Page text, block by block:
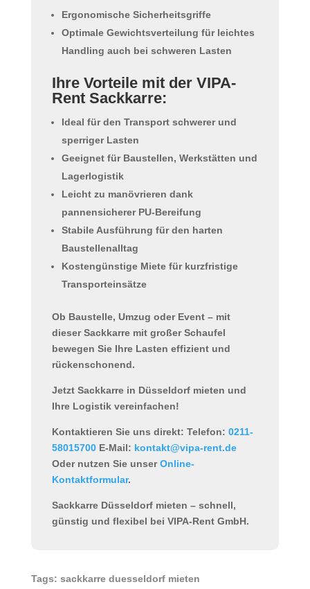
Ergonomische Sicherheitsgriffe
Optimale Gewichtsverteilung für leichtes
Handling auch bei schweren Lasten
Ihre Vorteile mit der VIPA-
Rent Sackkarre:
Ideal für den Transport schwerer und
sperriger Lasten
Geeignet für Baustellen, Werkstätten und
Lagerlogistik
Leicht zu manövrieren dank
pannensicherer PU-Bereifung
Stabile Ausführung für den harten
Baustellenalltag
Kostengünstige Miete für kurzfristige
Transporteinsätze
Ob Baustelle, Umzug oder Event – mit
dieserSackkarre mit großer Schaufel
bewegen Sie Ihre Lasten effizient und
rückenschonend.
Jetzt Sackkarre in Düsseldorf mieten und
Ihre Logistik vereinfachen!
Kontaktieren Sie uns direkt: Telefon: 0211-
58015700E-Mail: kontakt@vipa-rent.de
Oder nutzen Sie unserOnline-
Kontaktformular.
Sackkarre Düsseldorf mieten – schnell,
günstig und flexibel bei VIPA-Rent GmbH.
Tags: sackkarre duesseldorf mieten